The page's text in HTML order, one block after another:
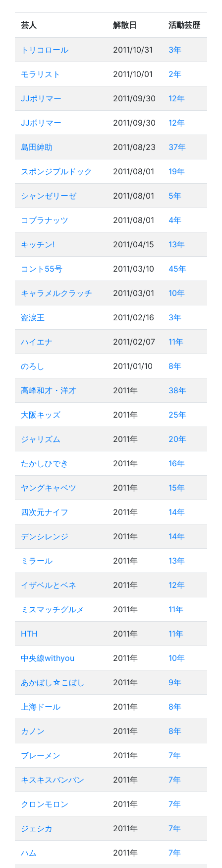
芸人 解散日 活動芸歴
トリコロール 2011/10/31 3年
モラリスト 2011/10/01 2年
JJポリマー 2011/09/30 12年
JJポリマー 2011/09/30 12年
島田紳助 2011/08/23 37年
スポンジブルドック 2011/08/01 19年
シャンゼリーゼ 2011/08/01 5年
コブラナッツ 2011/08/01 4年
キッチン! 2011/04/15 13年
コント55号 2011/03/10 45年
キャラメルクラッチ 2011/03/01 10年
盗涙王 2011/02/16 3年
ハイエナ 2011/02/07 11年
のろし 2011/01/10 8年
高峰和才・洋才 2011年 38年
大阪キッズ 2011年 25年
ジャリズム 2011年 20年
たかしひでき 2011年 16年
ヤングキャベツ 2011年 15年
四次元ナイフ 2011年 14年
デンシレンジ 2011年 14年
ミラール 2011年 13年
イザベルとベネ 2011年 12年
ミスマッチグルメ 2011年 11年
HTH 2011年 11年
中央線withyou 2011年 10年
あかぼし☆こぼし 2011年 9年
上海ドール 2011年 8年
カノン 2011年 8年
ブレーメン 2011年 7年
キスキスバンバン 2011年 7年
クロンモロン 2011年 7年
ジェシカ 2011年 7年
ハム 2011年 7年